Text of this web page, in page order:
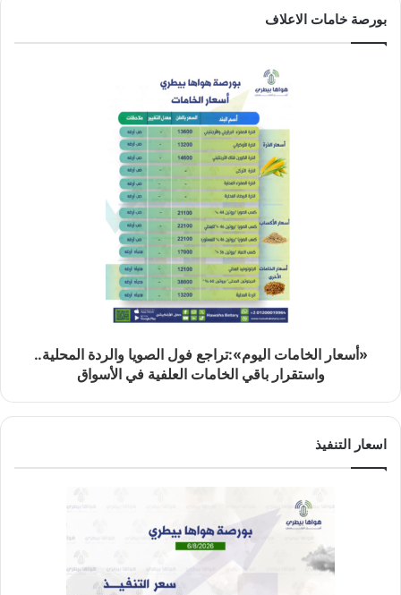
بورصة خامات الاعلاف
«أسعار الخامات اليوم»:تراجع فول الصويا والردة المحلية..
واستقرار باقي الخامات العلفية في الأسواق
اسعار التنفيذ